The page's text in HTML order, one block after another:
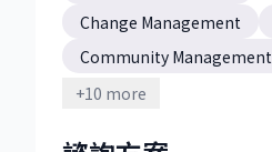
Change Management
Community Management
Community Marketing
+10 more